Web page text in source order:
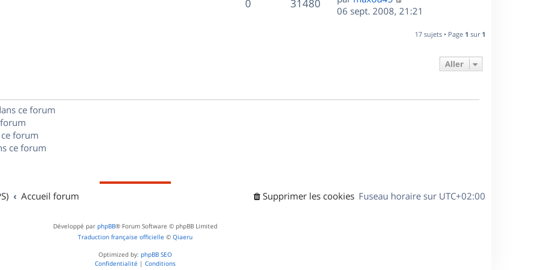
g
e
s
s
m
e
i
0 31480
e
06 sept. 2008, 21:21
17 sujets • Page 1 sur 1
Aller
ce forum
forum
ce forum
Accueil forum Fuseau horaire sur UTC+02:00
Supprimer les cookies
Développé par phpBB® Forum Software © phpBB Limited
Traduction française officielle © Qiaeru
Optimized by: phpBB SEO
Confidentialité | Conditions